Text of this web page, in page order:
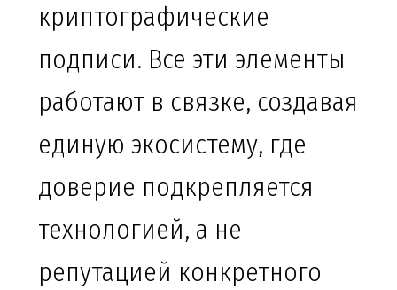
криптографические
подписи. Все эти элементы
работают в связке, создавая
единую экосистему, где
доверие подкрепляется
технологией, а не
репутацией конкретного